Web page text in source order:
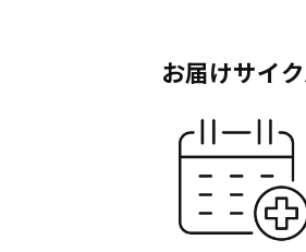
お届けサイ